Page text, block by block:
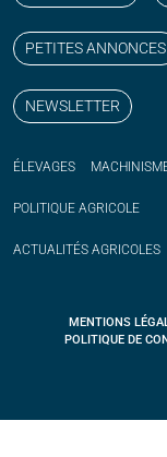
PETITES ANNONCES
NEWSLETTER
ÉLEVAGES
POLITIQUE AGRICOLE
ACTUALITÉS AGRICOLES
MENTIONS
POLITIQUE DE